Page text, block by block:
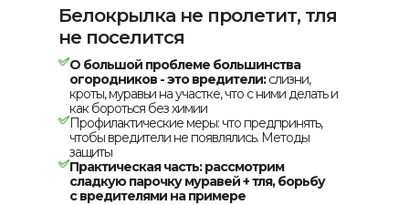
Белокрылка не пролетит, тля
не поселится
О большой проблеме большинства
огородников - это вредители:слизни,
кроты, муравьи на участке, что с ними делать и
как бороться без химии
Профилактические меры: что предпринять,
чтобы вредители не появлялись. Методы
защиты
Практическая часть: рассмотрим
сладкую парочку муравей + тля, борьбу
с вредителями на примере